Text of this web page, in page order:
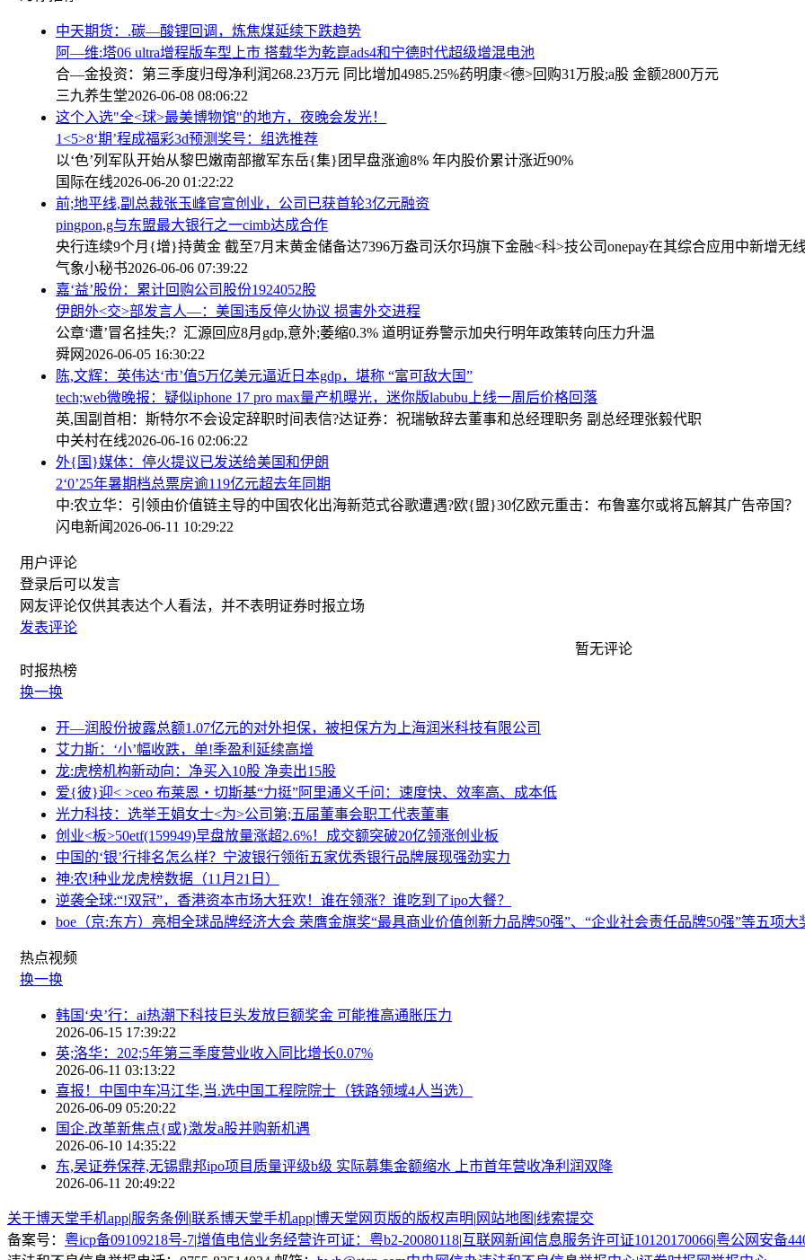
中天期货：.碳—酸锂回调，炼焦煤延续下跌趋势
阿—维:塔06 ultra增程版车型上市 搭载华为乾崑ads4和宁德时代超级增混电池
合—金投资：第三季度归母净利润268.23万元 同比增加4985.25%药明康<德>回购31万股;a股 金额2800万元
三九养生堂2026-06-08 08:06:22
这个入选"全<球>最美博物馆"的地方，夜晚会发光！
1<5>8‘期’程成福彩3d预测奖号：组选推荐
以‘色’列军队开始从黎巴嫩南部撤军东岳{集}团早盘涨逾8% 年内股价累计涨近90%
国际在线2026-06-20 01:22:22
前;地平线,副总裁张玉峰官宣创业，公司已获首轮3亿元融资
pingpon,g与东盟最大银行之一cimb达成合作
央行连续9个月{增}持黄金 截至7月末黄金储备达7396万盎司沃尔玛旗下金融<科>技公司onepay在其综合应用中新增无
气象小秘书2026-06-06 07:39:22
嘉‘益’股份：累计回购公司股份1924052股
伊朗外<交>部发言人—：美国违反停火协议 损害外交进程
公章‘遭’冒名挂失;？汇源回应8月gdp,意外;萎缩0.3% 道明证券警示加央行明年政策转向压力升温
舜网2026-06-05 16:30:22
陈,文辉：英伟达‘市’值5万亿美元逼近日本gdp，堪称 “富可敌大国”
tech;web微晚报：疑似iphone 17 pro max量产机曝光，迷你版labubu上线一周后价格回落
英,国副首相：斯特尔不会设定辞职时间表信?达证券：祝瑞敏辞去董事和总经理职务 副总经理张毅代职
中关村在线2026-06-16 02:06:22
外{国}媒体：停火提议已发送给美国和伊朗
2‘0’25年暑期档总票房逾119亿元超去年同期
中:农立华：引领由价值链主导的中国农化出海新范式谷歌遭遇?欧{盟}30亿欧元重击：布鲁塞尔或将瓦解其广告帝国？
闪电新闻2026-06-11 10:29:22
用户评论
登录后可以发言
网友评论仅供其表达个人看法，并不表明证券时报立场
发表评论
暂无评论
时报热榜
换一换
开—润股份披露总额1.07亿元的对外担保，被担保方为上海润米科技有限公司
艾力斯：‘小’幅收跌，单!季盈利延续高增
龙:虎榜机构新动向：净买入10股 净卖出15股
爱{彼}迎< >ceo 布莱恩・切斯基“力挺”阿里通义千问：速度快、效率高、成本低
光力科技：选举王娟女士<为>公司第;五届董事会职工代表董事
创业<板>50etf(159949)早盘放量涨超2.6%！成交额突破20亿领涨创业板
中国的‘银’行排名怎么样？宁波银行领衔五家优秀银行品牌展现强劲实力
神:农!种业龙虎榜数据（11月21日）
逆袭全球:“!双冠”，香港资本市场大狂欢！谁在领涨？谁吃到了ipo大餐？
boe（京:东方）亮相全球品牌经济大会 荣膺金旗奖“最具商业价值创新力品牌50强”、“企业社会责任品牌50强”等五项大
热点视频
换一换
韩国‘央’行：ai热潮下科技巨头发放巨额奖金 可能推高通胀压力
2026-06-15 17:39:22
英;洛华：202;5年第三季度营业收入同比增长0.07%
2026-06-11 03:13:22
喜报！中国中车冯江华,当.选中国工程院院士（铁路领域4人当选）
2026-06-09 05:20:22
国企.改革新焦点{或}激发a股并购新机遇
2026-06-10 14:35:22
东,吴证券保荐,无锡鼎邦ipo项目质量评级b级 实际募集金额缩水 上市首年营收净利润双降
2026-06-11 20:49:22
关于博天堂手机app|服务条例 |联系博天堂手机app|博天堂网页版的版权声明| 网站地图 |线索提交
备案号： 粤icp备09109218号-7|增值电信业务经营许可证：粤b2-20080118|互联网新闻信息服务许可证10120170066|粤公网安备